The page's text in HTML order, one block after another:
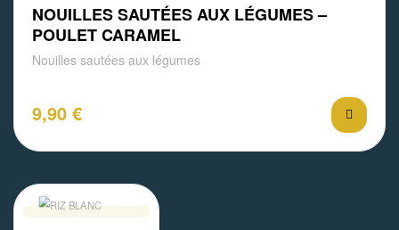
NOUILLES SAUTÉES AUX LÉGUMES –
POULET CARAMEL
Nouilles sautées aux légumes
9,90 €